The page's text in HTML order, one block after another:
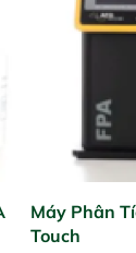
Máy Phân
Touch